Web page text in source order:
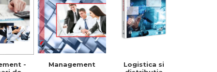
-
Management
Logistica si